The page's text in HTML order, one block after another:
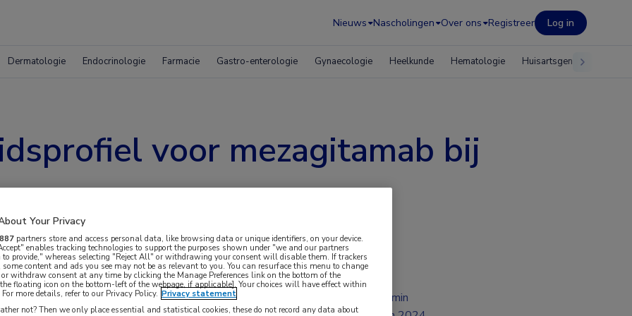
Nieuws Nascholingen Over ons Registreer Log in
Dermatologie Endocrinologie Farmacie Gastro-enterologie Gynaecologie Heelkunde Hematologie Huisartsgeneeskunde
voor mezagitamab bij
en verbetert de bloedplaatjesrespons bij
2 min
Your Privacy
887 partners store and access personal data, like browsing data or unique identifiers, on your device.
enables tracking technologies to support the purposes shown under "we and our partners
to provide," whereas selecting "Reject All" or withdrawing your consent will disable them. If trackers
some content and ads you see may not be as relevant to you. You can resurface this menu to change
or withdraw consent at any time by clicking the Manage Preferences link on the bottom of the
floating icon on the bottom-left of the webpage, if applicable]. Your choices will have effect within
more details, refer to our Privacy Policy. Privacy statement
not? Then we only place essential and statistical cookies, these do not record any data about